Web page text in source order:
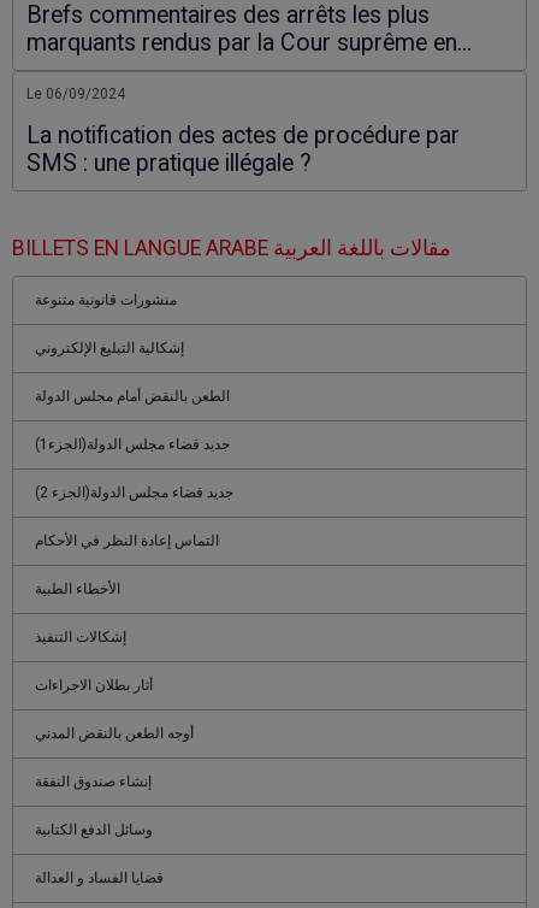
Brefs commentaires des arrêts les plus
marquants rendus par la Cour suprême en
2024
Le 06/09/2024
La notification des actes de procédure par
SMS : une pratique illégale ?
BILLETS EN LANGUE ARABE مقالات باللغة العربية
منشورات قانونية متنوعة
إشكالية التبليغ الإلكتروني
الطعن بالنقض أمام مجلس الدولة
جديد قضاء مجلس الدولة(الجزء1)
جديد قضاء مجلس الدولة(الجزء 2)
التماس إعادة النظر في الأحكام
الأخطاء الطبية
إشكالات التنفيذ
أثار بطلان الاجراءات
أوجه الطعن بالنقض المدني
إنشاء صندوق النفقة
وسائل الدفع الكتابية
قضايا الفساد و العدالة